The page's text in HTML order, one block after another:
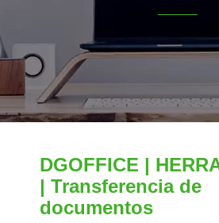
DGOFFICE |
| Transferencia de
documentos